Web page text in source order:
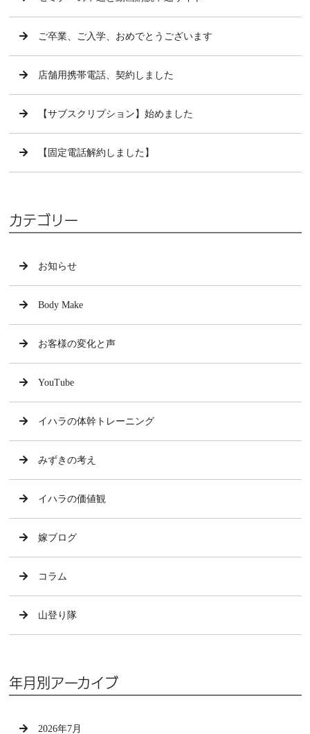
ご卒業、ご入学、おめでとうございます
店舗用携帯電話、契約しました
【サブスクリプション】始めました
【固定電話解約しました】
カテゴリー
お知らせ
Body Make
お客様の変化と声
YouTube
イハラの体幹トレーニング
みずきの考え
イハラの価値観
嫁ブログ
コラム
山登り隊
年月別アーカイブ
2026年7月